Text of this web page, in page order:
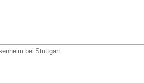
bei Stuttgart